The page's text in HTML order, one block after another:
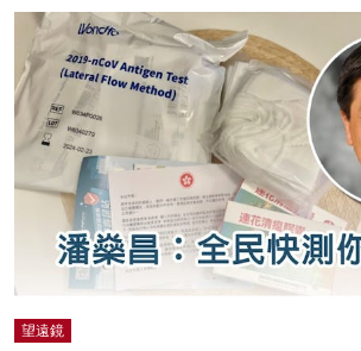
望遠鏡